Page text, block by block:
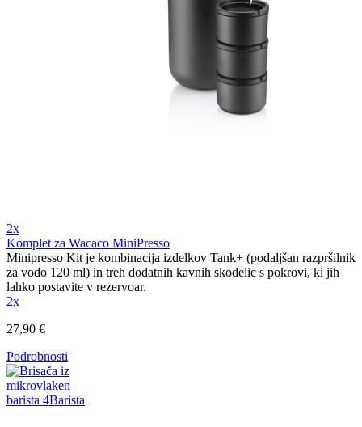
2x
Komplet za Wacaco MiniPresso
Minipresso Kit je kombinacija izdelkov Tank+ (podaljšan razpršilnik
za vodo 120 ml) in treh dodatnih kavnih skodelic s pokrovi, ki jih
lahko postavite v rezervoar.
2x
27,90 €
Podrobnosti